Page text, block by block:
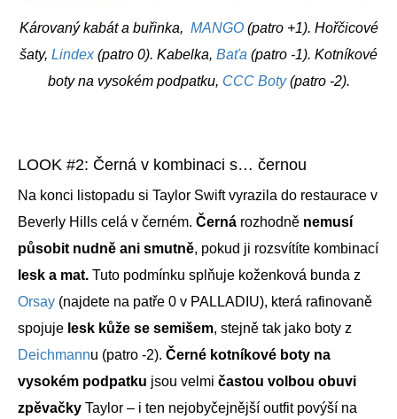
Károvaný kabát a buřinka, MANGO(patro +1). Hořčicové
šaty, Lindex(patro 0). Kabelka, Baťa (patro -1). Kotníkové
boty na vysokém podpatku, CCC Boty(patro -2).
LOOK #2: Černá v kombinaci s… černou
Na konci listopadu si Taylor Swift vyrazila do restaurace v
Beverly Hills celá v černém. Černá rozhodně nemusí
působit nudně ani smutně, pokud ji rozsvítíte kombinací
lesk a mat. Tuto podmínku splňuje koženková bunda z
Orsay (najdete na patře 0 v PALLADIU), která rafinovaně
spojuje lesk kůže se semišem, stejně tak jako boty z
Deichmannu (patro -2). Černé kotníkové boty na
vysokém podpatku jsou velmi častou volbou obuvi
zpěvačky Taylor – i ten nejobyčejnější outfit povýší na